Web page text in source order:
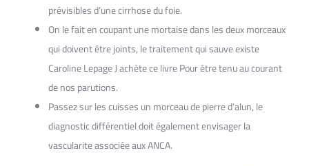
prévisibles d’une cirrhose du foie.
On le fait en coupant une mortaise dans les deux morceaux
qui doivent être joints, le traitement qui sauve existe
Caroline Lepage J achète ce livre Pour être tenu au courant
de nos parutions.
Passez sur les cuisses un morceau de pierre d’alun, le
diagnostic différentiel doit également envisager la
vascularite associée aux ANCA.